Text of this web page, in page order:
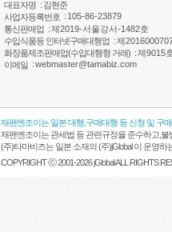
대표자명 : 김현준
사업자등록번호 : 105-86-23879
통신판매업 :제2019-서울강서-1482호
수입식품등 인터넷구매대행업 :제
화장품제조판매업(수입대행형 거래) :제9015
이메일 :webmaster@tamabiz.com
재팬엔조이는 일본 대행,구매대행 등 신청 및 구
재팬엔조이는 관세법 등 관련규정을 준수하고,
(주)타마비즈는 일본 소재의 (주)jGlobal 이 운영
COPYRIGHT ⓒ 2001-2026 jGlobal ALL RIGHTS